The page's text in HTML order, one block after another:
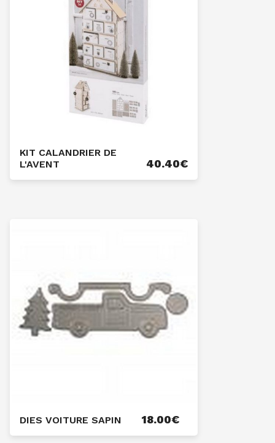
KIT CALANDRIER DE
L'AVENT
40.40€
DIES VOITURE SAPIN 18.00€